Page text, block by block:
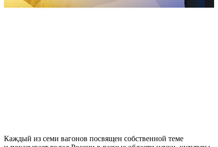
Каждый из семи вагонов посвящен собственной теме